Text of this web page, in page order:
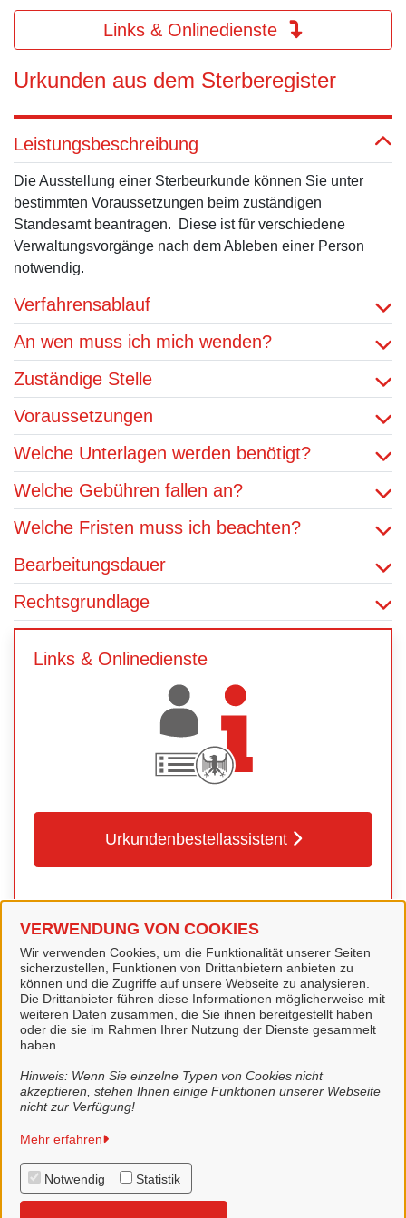
VERWENDUNG VON COOKIES
Wir verwenden Cookies, um die Funktionalität unserer Seiten
sicherzustellen, Funktionen von Drittanbietern anbieten zu
können und die Zugriffe auf unsere Webseite zu analysieren.
Die Drittanbieter führen diese Informationen möglicherweise mit
weiteren Daten zusammen, die Sie ihnen bereitgestellt haben
oder die sie im Rahmen Ihrer Nutzung der Dienste gesammelt
haben.
Hinweis: Wenn Sie einzelne Typen von Cookies nicht
akzeptieren, stehen Ihnen einige Funktionen unserer Webseite
nicht zur Verfügung!
Mehr erfahren
Notwendig Statistik
Links & Onlinedienste
Urkunden aus dem Sterberegister
Leistungsbeschreibung
Die Ausstellung einer Sterbeurkunde können Sie unter
bestimmten Voraussetzungen beim zuständigen
Standesamt beantragen. Diese ist für verschiedene
Verwaltungsvorgänge nach dem Ableben einer Person
notwendig.
Verfahrensablauf
An wen muss ich mich wenden?
Zuständige Stelle
Voraussetzungen
Welche Unterlagen werden benötigt?
Welche Gebühren fallen an?
Welche Fristen muss ich beachten?
Bearbeitungsdauer
Rechtsgrundlage
Links & Onlinedienste
Urkundenbestellassistent
Kontakt
Standesamt
Stadt Lingen (Ems)
Alle Rechte vorbehalten